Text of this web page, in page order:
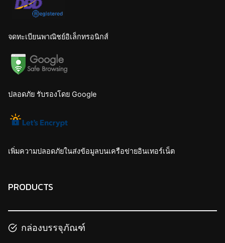
จดทะเบียนพาณิชย์อิเล็กทรอนิกส์
ปลอดภัย รับรองโดย Google
เพิ่มความปลอดภัยในส่งข้อมูลบนเครือข่ายอินเทอร์เน็ต
PRODUCTS
กล่องบรรจุภัณฑ์